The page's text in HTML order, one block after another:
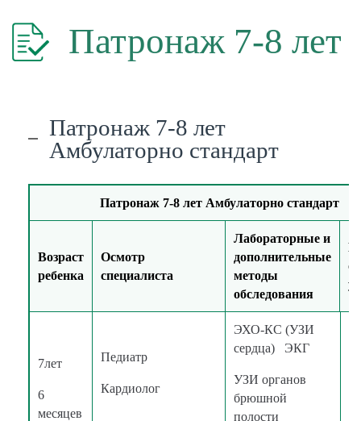
Патронаж 7-8 лет
Патронаж 7-8 лет
Амбулаторно стандарт
Патронаж 7-8 лет Амбулаторно стандарт
Возраст
ребенка
Осмотр
специалиста
Лабораторные и
дополнительные
методы
обследования
7лет
6
месяцев
Педиатр
Кардиолог
ЭХО-КС (УЗИ
сердца) ЭКГ
УЗИ органов
брюшной
полости